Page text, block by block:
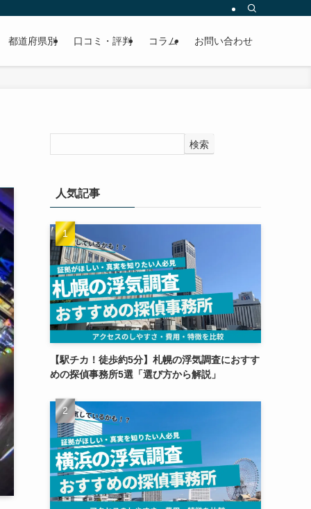
都道府県別 口コミ・評判 コラム お問い合わせ
検索
人気記事
【駅チカ！徒歩約5分】札幌の浮気調査におすす
めの探偵事務所5選「選び方から解説」